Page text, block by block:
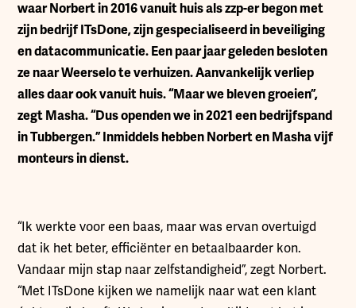
waar Norbert in 2016 vanuit huis als zzp-er begon met
zijn bedrijf ITsDone, zijn gespecialiseerd in beveiliging
en datacommunicatie. Een paar jaar geleden besloten
ze naar Weerselo te verhuizen. Aanvankelijk verliep
alles daar ook vanuit huis. “Maar we bleven groeien”,
zegt Masha. “Dus openden we in 2021 een bedrijfspand
in Tubbergen.” Inmiddels hebben Norbert en Masha vijf
monteurs in dienst.
“Ik werkte voor een baas, maar was ervan overtuigd
dat ik het beter, efficiënter en betaalbaarder kon.
Vandaar mijn stap naar zelfstandigheid”, zegt Norbert.
“Met ITsDone kijken we namelijk naar wat een klant